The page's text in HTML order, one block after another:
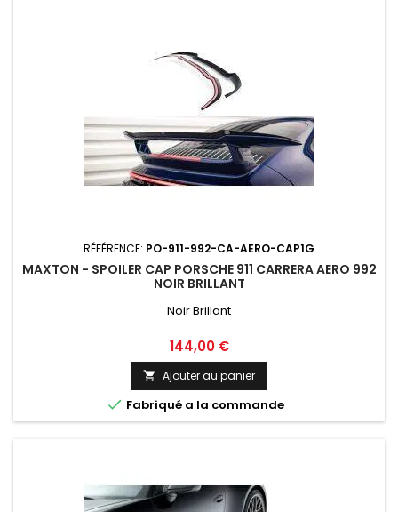
RÉFÉRENCE: PO-911-992-CA-AERO-CAP1G
MAXTON - SPOILER CAP PORSCHE 911 CARRERA AERO 992
NOIR BRILLANT
Noir Brillant
Prix
144,00 €
 Ajouter au panier
 Fabriqué a la commande